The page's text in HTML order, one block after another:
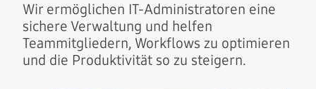
Wir ermöglichen IT-Administratoren eine
sichere Verwaltung und helfen
Teammitgliedern, Workflows zu optimieren
und die Produktivität so zu steigern.